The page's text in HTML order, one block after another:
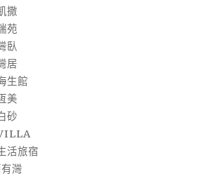
撒
苑
臥
居
生館
美
砂
活旅宿
灣